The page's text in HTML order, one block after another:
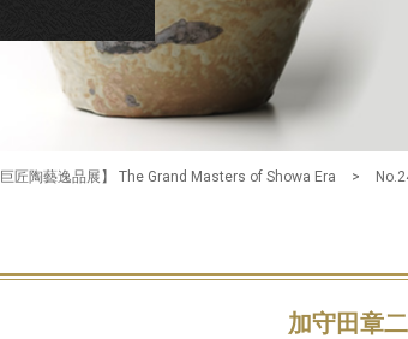
匠陶藝逸品展】 The Grand Masters of Showa Era >
加守田章二